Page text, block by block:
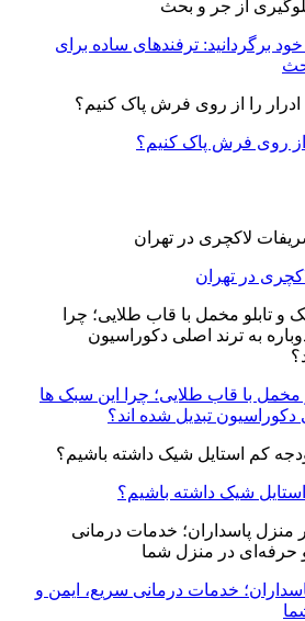
برگردانید: ترفندهای ساده برای
از روی فرش پاک کنیم؟
در تهران
مخمل با قاب طلایی؛ چرا این سبک ها
دکوراسیون تبدیل شده اند؟
شیک داشته باشیم؟
خدمات درمانی سریع، ایمن و